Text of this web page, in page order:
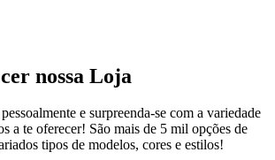
nossa Loja
e surpreenda-se com a variedade
a te oferecer! São mais de 5 mil opções de
tipos de modelos, cores e estilos!